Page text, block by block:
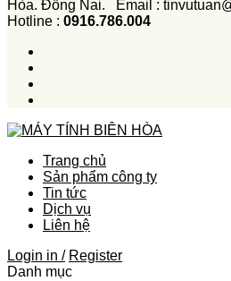
Hòa. Đồng Nai. Email :
Hotline : 0916.786.004
Trang chủ
Sản phẩm công ty
Tin tức
Dịch vụ
Liên hệ
Login in / Register
Danh mục